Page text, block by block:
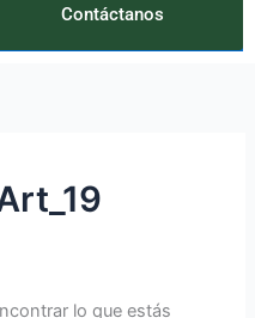
Contáctanos
lo que estás